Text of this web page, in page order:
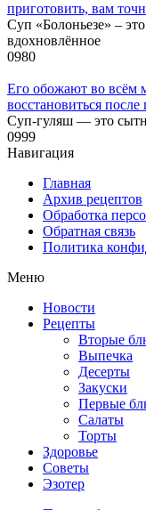
приготовить, вам
Суп «Болоньезе» –
вдохновлённое
0980
Его обожают во всём
восстановиться после
Суп-гуляш — это
0999
Навигация
Главная
Архив рецептов
Обработка
Обратная связь
Политика
Меню
Новости
Рецепты
Вторые
Выпечка
Десерты
Закуски
Первые
Салаты
Торты
Здоровье
Советы
Эзотер